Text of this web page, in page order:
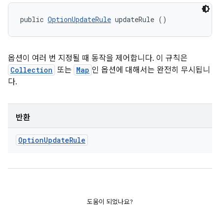
public OptionUpdateRule updateRule ()
옵션이 여러 번 지정될 때 동작을 제어합니다. 이 규칙은
Collection 또는 Map 인 옵션에 대해서는 완전히 무시됩니
다.
반환
OptionUpdateRule
도움이 되었나요?